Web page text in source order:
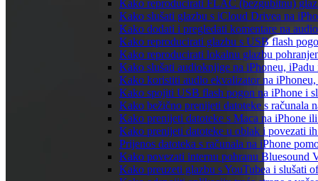
Kako reproducirati FLAC (bezgubitnu)
Kako slušati glazbu s iCloud Drivea na
Kako dodati i pregledati komentare na
Kako reproducirati glazbu s USB flash
Kako reproducirati lokalnu glazbu
Kako slušati audioknjige na iPhoneu,
Kako koristiti audio ekvalizator na
Kako spojiti USB flash pogon na iPhone i
Kako bežično prenijeti datoteke s računala
Kako prenijeti datoteke s Maca na iPhone
Kako prenijeti datoteke u oblak i povezati
Prijenos datoteka s računala na iPhone
Kako povezati internu pohranu Bluesound
Kako preuzeti glazbu s YouTubea i slušati